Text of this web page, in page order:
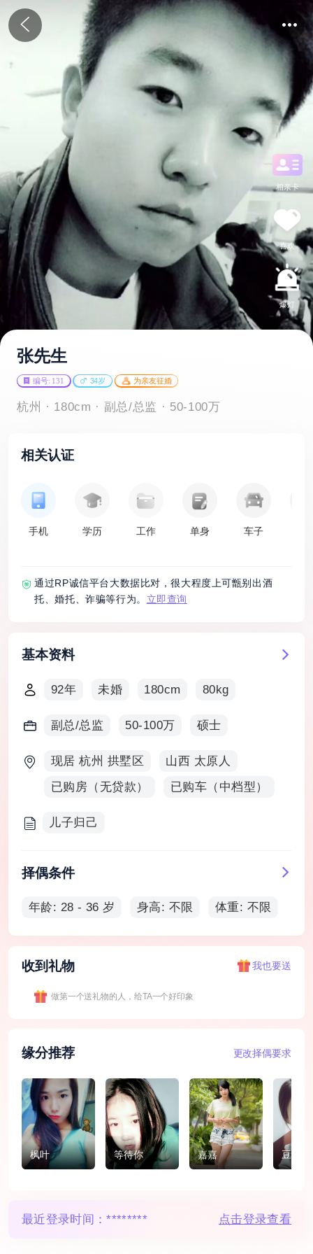
相亲卡
喜欢
爆灯
张先生
编号: 131 34岁 为亲友征婚
杭州 · 180cm · 副总/总监 · 50-100万
相关认证
手机 学历 工作 单身 车子
通过RP诚信平台大数据比对，很大程度上可甑别出酒
托、婚托、诈骗等行为。 立即查询
基本资料
92年 未婚 180cm 80kg
副总/总监 50-100万 硕士
现居 杭州 拱墅区
山西 太原人
已购房（无贷款）
已购车（中档型）
儿子归己
择偶条件
年龄: 28 - 36 岁 身高: 不限 体重: 不限
收到礼物 我也要送
做第一个送礼物的人，给TA一个好印象
缘分推荐 更改择偶要求
枫叶 等待你 嘉嘉 豆豆
最近登录时间：******** 点击登录查看